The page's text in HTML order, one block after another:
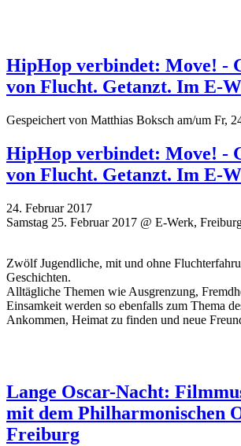
HipHop verbindet: Move! -
von Flucht. Getanzt. Im E-
Gespeichert von Matthias Boksch am/um Fr,
HipHop verbindet: Move! -
von Flucht. Getanzt. Im E-
24. Februar 2017
Samstag 25. Februar 2017 @ E-Werk,
Zwölf Jugendliche, mit und ohne
Geschichten.
Alltägliche Themen wie Ausgrenzung,
Einsamkeit werden so ebenfalls zum Thema
Ankommen, Heimat zu finden und neue
Lange Oscar-Nacht:
mit dem Philharmonischen
Freiburg